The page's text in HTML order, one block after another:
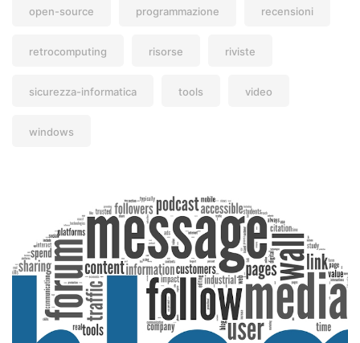
open-source programmazione recensioni
retrocomputing risorse riviste
sicurezza-informatica tools video
windows